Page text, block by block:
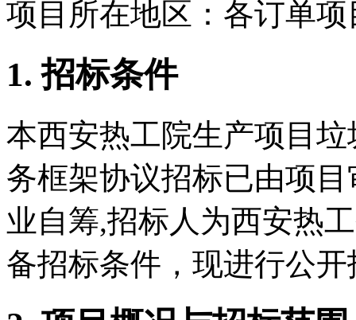
项目所在地区：各订单项
1. 招标条件
本西安热工院生产项目
务框架协议招标已由项
业自筹,招标人为西安热
备招标条件，现进行公开